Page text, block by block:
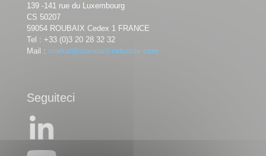
139 -141 rue du Luxembourg
CS 50207
59054 ROUBAIX Cedex 1 FRANCE
Tel : +33 (0)3 20 28 32 32
Mail : market@standard-industrie.com
Seguiteci